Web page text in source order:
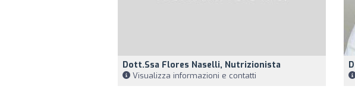
Dott.ssa Flores Naselli, Nutrizionista
Visualizza informazioni e contatti